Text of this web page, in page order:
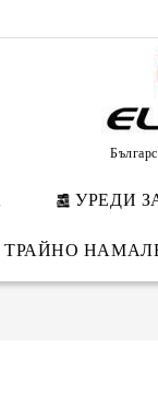
УРЕДИ
ТРАЙНО